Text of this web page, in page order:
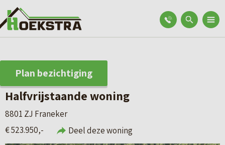
Plan bezichtiging
Halfvrijstaande woning
8801 ZJ Franeker
€ 523.950,-
Deel deze woning